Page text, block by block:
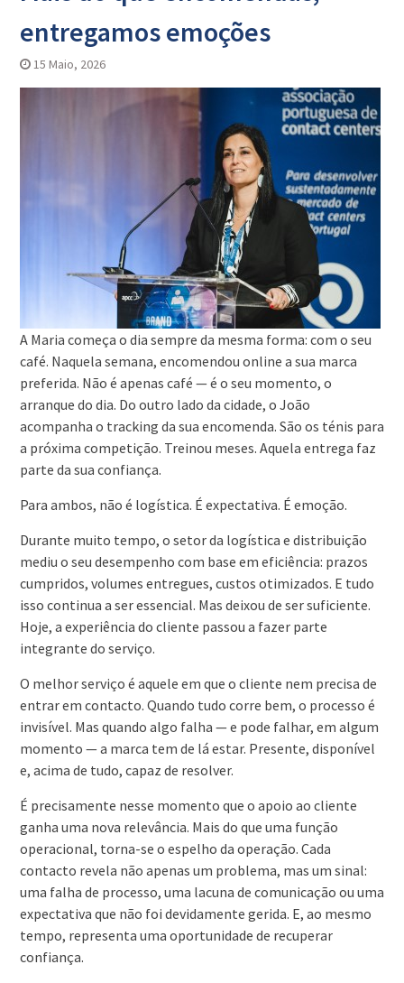
entregamos emoções
15 Maio, 2026
A Maria começa o dia sempre da mesma forma: com o seu
café. Naquela semana, encomendou online a sua marca
preferida. Não é apenas café — é o seu momento, o
arranque do dia. Do outro lado da cidade, o João
acompanha o tracking da sua encomenda. São os ténis para
a próxima competição. Treinou meses. Aquela entrega faz
parte da sua confiança.
Para ambos, não é logística. É expectativa. É emoção.
Durante muito tempo, o setor da logística e distribuição
mediu o seu desempenho com base em eficiência: prazos
cumpridos, volumes entregues, custos otimizados. E tudo
isso continua a ser essencial. Mas deixou de ser suficiente.
Hoje, a experiência do cliente passou a fazer parte
integrante do serviço.
O melhor serviço é aquele em que o cliente nem precisa de
entrar em contacto. Quando tudo corre bem, o processo é
invisível. Mas quando algo falha — e pode falhar, em algum
momento — a marca tem de lá estar. Presente, disponível
e, acima de tudo, capaz de resolver.
É precisamente nesse momento que o apoio ao cliente
ganha uma nova relevância. Mais do que uma função
operacional, torna-se o espelho da operação. Cada
contacto revela não apenas um problema, mas um sinal:
uma falha de processo, uma lacuna de comunicação ou uma
expectativa que não foi devidamente gerida. E, ao mesmo
tempo, representa uma oportunidade de recuperar
confiança.